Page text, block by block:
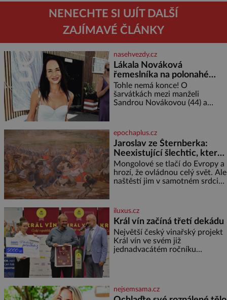
NENECHTE SI UJÍT DALŠÍ
ZAJÍMAVÉ ČLÁNKY
nasehvezdy.cz
Lákala Nováková
řemeslníka na polonahé
tělo!
Tohle nemá konce! O
šarvátkách mezi manželi
Sandrou Novákovou (44) a
by doufal, že horká zem u
herečky ze seriálu Ulice a
režiséra vychladne,
epochaplus.cz
Jaroslav ze Šternberka:
Neexistující šlechtic, který
z Moravy vyžene Mongoly
Mongolové se tlačí do Evropy a
hrozí, že ovládnou celý svět. Ale
naštěstí jim v samotném srdci
dobyvatelské hordy zastavit. Co
nedokáže žádná z asijských říší,
co nedokážou Němci – to
dokáže český král. Nebo že by
ne? Mongolové od roku 1223
postupují podél Kaspického a
iluxus.cz
Král vín začíná třetí dekádu
Největší český vinařský projekt
Král vín ve svém již
jednadvacátém ročníku
nejsemsama.cz